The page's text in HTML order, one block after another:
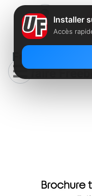
Free déploie
tarifaire
Installer
Accès